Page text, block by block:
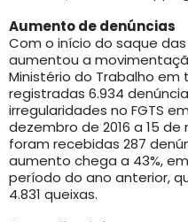
Aumento de denúncias
Com o início do saque
aumentou a
Ministério do Trabalho em
registradas 6.934
irregularidades no FGTS
dezembro de 2016 a 15 de
foram recebidas 287
aumento chega a 43%,
período do ano anterior,
4.831 queixas.